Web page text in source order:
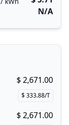
N/A
Buy now!
$ 2,671.00
Price per hash!
$ 333.88/T
Buy now!
$ 2,671.00